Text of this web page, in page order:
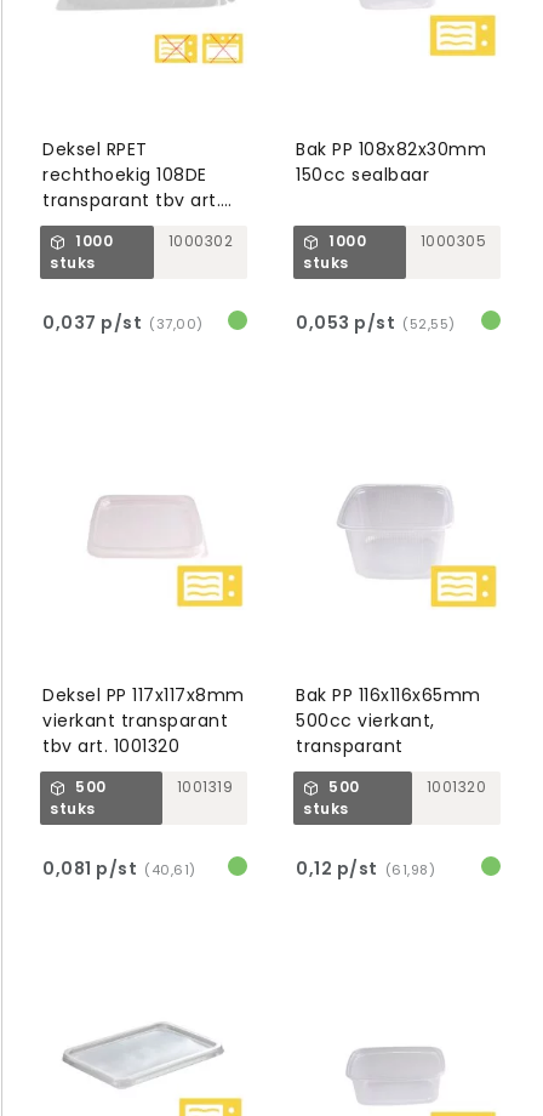
Deksel RPET
rechthoekig 108DE
transparant tbv art.
1000304/1000308
1000
stuks
1000302
0,037 p/st (37,00)
Bak PP 108x82x30mm
150cc sealbaar
1000
stuks
1000305
0,053 p/st (52,55)
Deksel PP 117x117x8mm
vierkant transparant
tbv art. 1001320
500
stuks
1001319
0,081 p/st (40,61)
Bak PP 116x116x65mm
500cc vierkant,
transparant
500
stuks
1001320
0,12 p/st (61,98)